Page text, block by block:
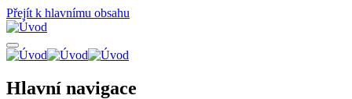
Přejít k hlavnímu obsahu
Hlavní navigace